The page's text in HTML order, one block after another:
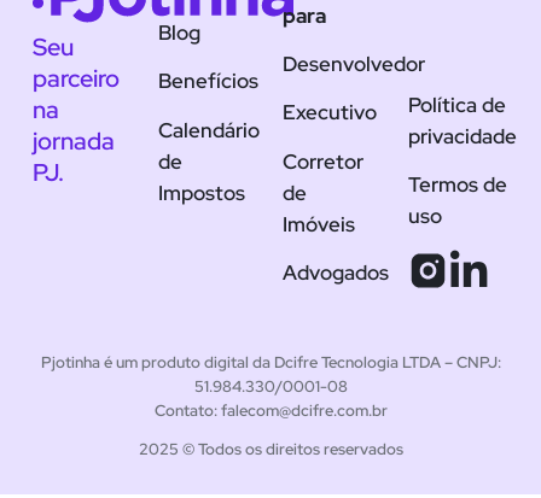
Seu
parceiro
na
jornada
PJ.
Blog
Benefícios
Calendário
de
Impostos
para
Desenvolvedor
Executivo
Corretor
de
Imóveis
Advogados
Política de
privacidade
Termos de
uso
Pjotinha é um produto digital da Dcifre Tecnologia LTDA – CNPJ:
51.984.330/0001-08
Contato: falecom@dcifre.com.br
2025 © Todos os direitos reservados